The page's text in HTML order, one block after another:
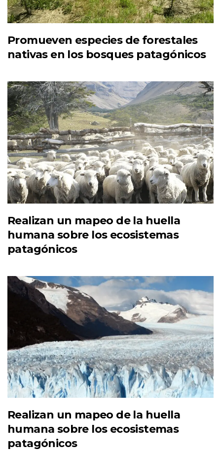
Promueven especies de forestales
nativas en los bosques patagónicos
Realizan un mapeo de la huella
humana sobre los ecosistemas
patagónicos
Realizan un mapeo de la huella
humana sobre los ecosistemas
patagónicos